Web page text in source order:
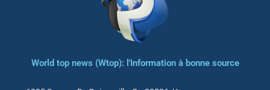
World top news (Wtop): l'Information à bonne source